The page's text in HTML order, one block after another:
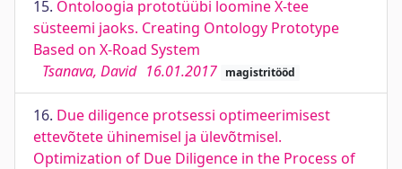
15. Ontoloogia prototüübi loomine X-tee
süsteemi jaoks. Creating Ontology Prototype
Based on X-Road System
Tsanava, David 16.01.2017 magistritööd
16. Due diligence protsessi optimeerimisest
ettevõtete ühinemisel ja ülevõtmisel.
Optimization of Due Diligence in the Process of